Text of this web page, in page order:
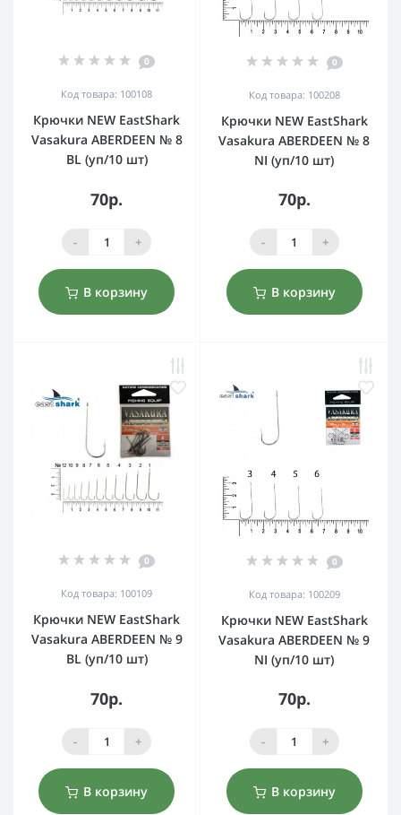
0
Код товара: 100108
Крючки NEW EastShark
Vasakura ABERDEEN № 8
BL (уп/10 шт)
70р.
- +
В корзину
0
Код товара: 100208
Крючки NEW EastShark
Vasakura ABERDEEN № 8
NI (уп/10 шт)
70р.
- +
В корзину
0
Код товара: 100109
Крючки NEW EastShark
Vasakura ABERDEEN № 9
BL (уп/10 шт)
70р.
- +
В корзину
0
Код товара: 100209
Крючки NEW EastShark
Vasakura ABERDEEN № 9
NI (уп/10 шт)
70р.
- +
В корзину